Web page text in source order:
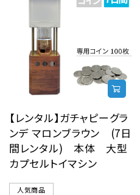
【レンタル】ガチャピーグラ
ンデ マロンブラウン (7日
間レンタル) 本体 大型
カプセルトイマシン
人気商品